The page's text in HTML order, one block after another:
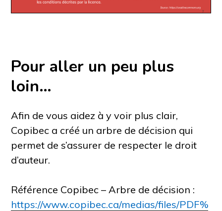
Pour aller un peu plus
loin…
Afin de vous aidez à y voir plus clair,
Copibec a créé un arbre de décision qui
permet de s’assurer de respecter le droit
d’auteur.
Référence Copibec – Arbre de décision :
https://www.copibec.ca/medias/files/PDF%